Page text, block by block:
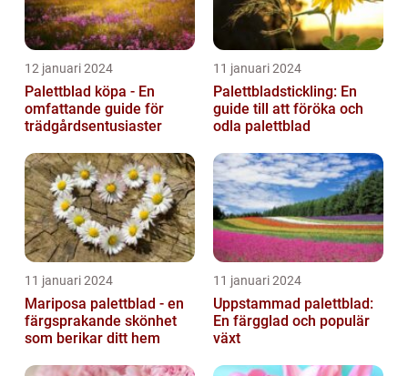
12 januari 2024
Palettblad köpa - En
omfattande guide för
trädgårdsentusiaster
11 januari 2024
Palettbladstickling: En
guide till att föröka och
odla palettblad
11 januari 2024
Mariposa palettblad - en
färgsprakande skönhet
som berikar ditt hem
11 januari 2024
Uppstammad palettblad:
En färgglad och populär
växt